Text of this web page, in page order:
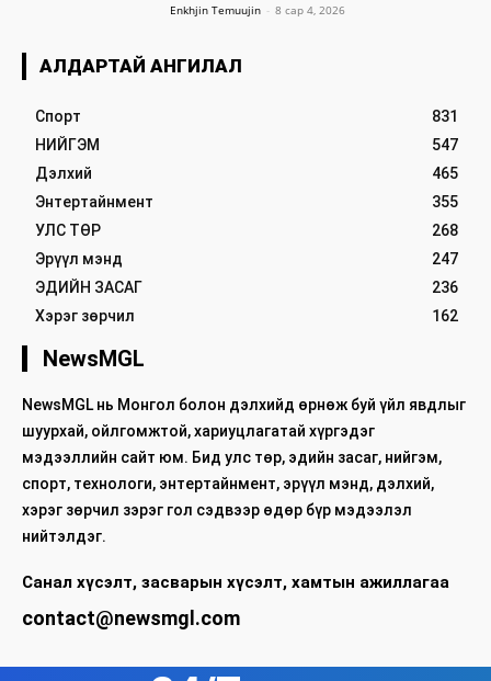
Enkhjin Temuujin - 8 сар 4, 2026
АЛДАРТАЙ АНГИЛАЛ
Спорт
831
НИЙГЭМ
547
Дэлхий
465
Энтертайнмент
355
УЛС ТӨР
268
Эрүүл мэнд
247
ЭДИЙН ЗАСАГ
236
Хэрэг зөрчил
162
NewsMGL
NewsMGL нь Монгол болон дэлхийд өрнөж буй үйл явдлыг
шуурхай, ойлгомжтой, хариуцлагатай хүргэдэг
мэдээллийн сайт юм. Бид улс төр, эдийн засаг, нийгэм,
спорт, технологи, энтертайнмент, эрүүл мэнд, дэлхий,
хэрэг зөрчил зэрэг гол сэдвээр өдөр бүр мэдээлэл
нийтэлдэг.
Санал хүсэлт, засварын хүсэлт, хамтын ажиллагаа
contact@newsmgl.com